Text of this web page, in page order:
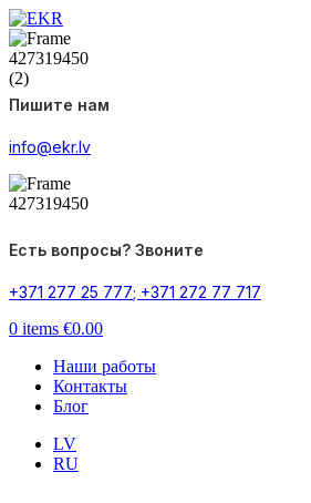
Пишите нам
info@ekr.lv
Есть вопросы? Звоните
+371 277 25 777; +371 272 77 717
0 items €0.00
Наши работы
Контакты
Блог
LV
RU